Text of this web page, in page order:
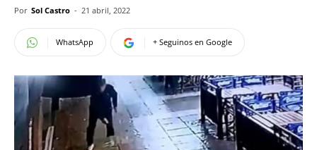
Por Sol Castro - 21 abril, 2022
WhatsApp + Seguinos en Google